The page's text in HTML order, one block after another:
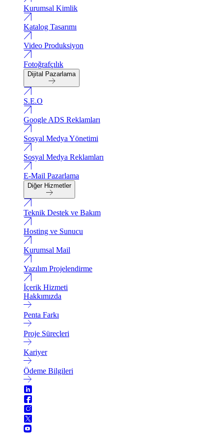
Kurumsal Kimlik
Katalog Tasarımı
Video Produksiyon
Fotoğrafçılık
Dijital Pazarlama
S.E.O
Google ADS Reklamları
Sosyal Medya Yönetimi
Sosyal Medya Reklamları
E-Mail Pazarlama
Diğer Hizmetler
Teknik Destek ve Bakım
Hosting ve Sunucu
Kurumsal Mail
Yazılım Projelendirme
İçerik Hizmeti
Hakkımızda
Penta Farkı
Proje Süreçleri
Kariyer
Ödeme Bilgileri